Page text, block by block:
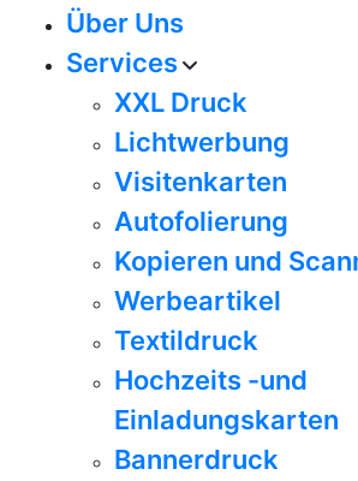
Über Uns
Services
XXL Druck
Lichtwerbung
Visitenkarten
Autofolierung
Kopieren und
Werbeartikel
Textildruck
Hochzeits -und
Einladungskarten
Bannerdruck